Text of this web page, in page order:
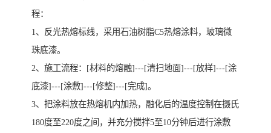
程：
1、反光热熔标线，采用石油树脂C5热熔涂料，玻璃微
珠底漆。
2、施工流程：[材料的熔融]---[清扫地面]---[放样]---[涂
底漆]---[涂敷]---[修整]---[完成]。
3、把涂料放在热熔机内加热，融化后的温度控制在摄氏
180度至220度之间，并充分搅拌5至10分钟后进行涂敷